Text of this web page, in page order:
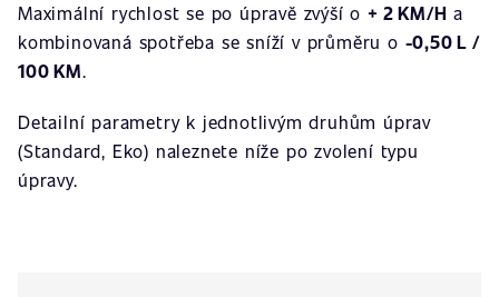
Maximální rychlost se po úpravě zvýší o + 2 KM/H a
kombinovaná spotřeba se sníží v průměru o -0,50 L /
100 KM.
Detailní parametry k jednotlivým druhům úprav
(Standard, Eko) naleznete níže po zvolení typu
úpravy.